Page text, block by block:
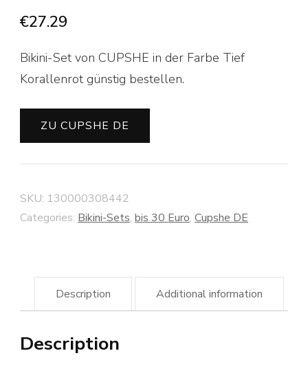
€27.29
Bikini-Set von CUPSHE in der Farbe Tief
Korallenrot günstig bestellen.
ZU CUPSHE DE
SKU: 130000308442
Categories: Bikini-Sets, bis 30 Euro, Cupshe DE
Description Additional information
Description